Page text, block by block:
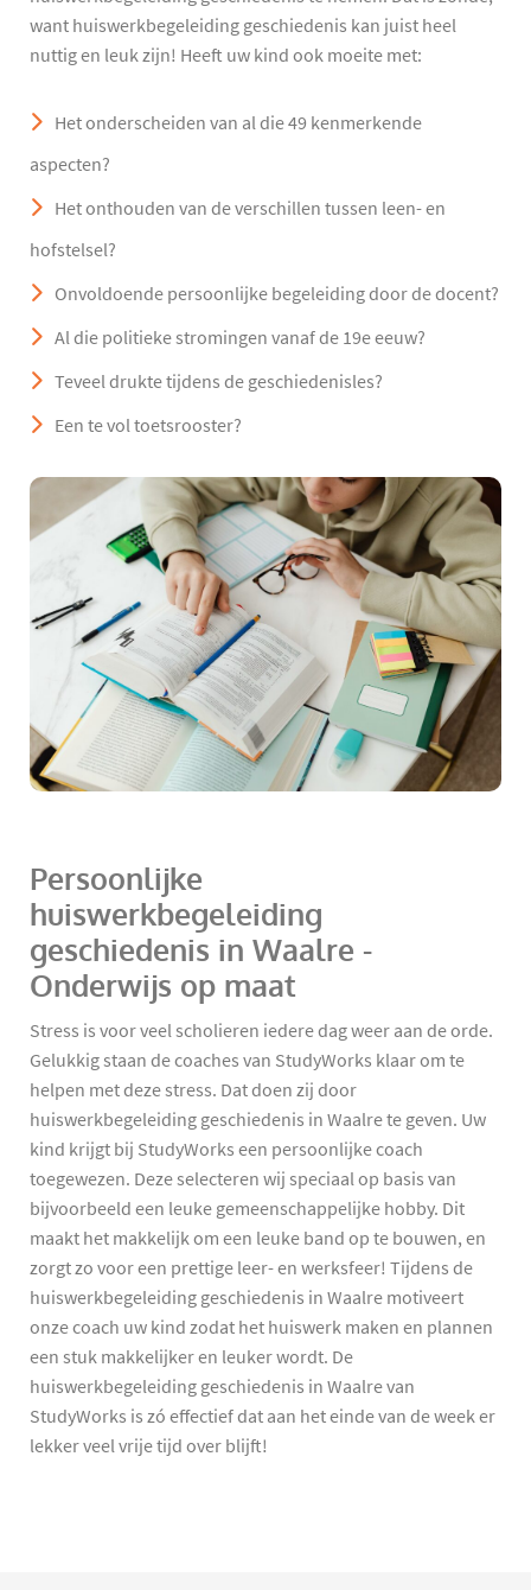
want huiswerkbegeleiding geschiedenis kan juist heel
nuttig en leuk zijn! Heeft uw kind ook moeite met:
Het onderscheiden van al die 49 kenmerkende
aspecten?
Het onthouden van de verschillen tussen leen- en
hofstelsel?
Onvoldoende persoonlijke begeleiding door de docent?
Al die politieke stromingen vanaf de 19e eeuw?
Teveel drukte tijdens de geschiedenisles?
Een te vol toetsrooster?
Persoonlijke
huiswerkbegeleiding
geschiedenis in Waalre -
Onderwijs op maat
Stress is voor veel scholieren iedere dag weer aan de orde.
Gelukkig staan de coaches van StudyWorks klaar om te
helpen met deze stress. Dat doen zij door
huiswerkbegeleiding geschiedenis in Waalre te geven. Uw
kind krijgt bij StudyWorks een persoonlijke coach
toegewezen. Deze selecteren wij speciaal op basis van
bijvoorbeeld een leuke gemeenschappelijke hobby. Dit
maakt het makkelijk om een leuke band op te bouwen, en
zorgt zo voor een prettige leer- en werksfeer! Tijdens de
huiswerkbegeleiding geschiedenis in Waalre motiveert
onze coach uw kind zodat het huiswerk maken en plannen
een stuk makkelijker en leuker wordt. De
huiswerkbegeleiding geschiedenis in Waalre van
StudyWorks is zó effectief dat aan het einde van de week er
lekker veel vrije tijd over blijft!